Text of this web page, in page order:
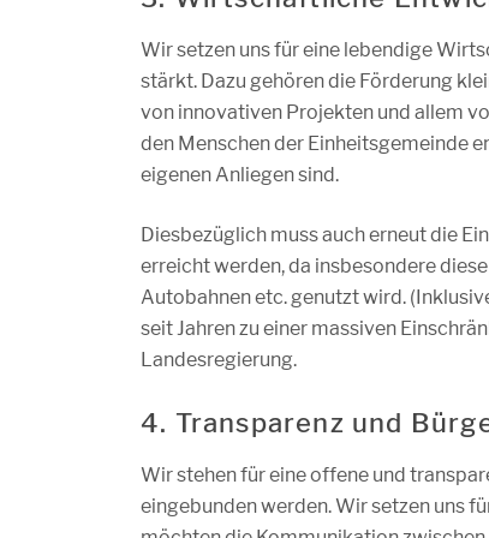
Wir setzen uns für eine lebendige
stärkt. Dazu gehören die Förderung
von innovativen Projekten und allem
den Menschen der Einheitsgemeinde
eigenen Anliegen sind.
Diesbezüglich muss auch erneut die
erreicht werden, da insbesondere
Autobahnen etc. genutzt wird.
seit Jahren zu einer massiven
Landesregierung.
4. Transparenz und
Wir stehen für eine offene und
eingebunden werden. Wir setzen uns